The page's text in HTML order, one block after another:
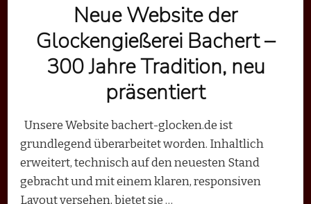
Neue Website der
Glockengießerei Bachert –
300 Jahre Tradition, neu
präsentiert
Unsere Website bachert-glocken.de ist
grundlegend überarbeitet worden. Inhaltlich
erweitert, technisch auf den neuesten Stand
gebracht und mit einem klaren, responsiven
Layout versehen, bietet sie …